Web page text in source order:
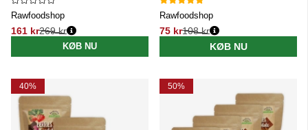
Rawfoodshop
161 kr
Normalpris:
269 kr
KØB NU
Rawfoodshop
75 kr
Normalpris:
108 kr
KØB NU
40% 50%